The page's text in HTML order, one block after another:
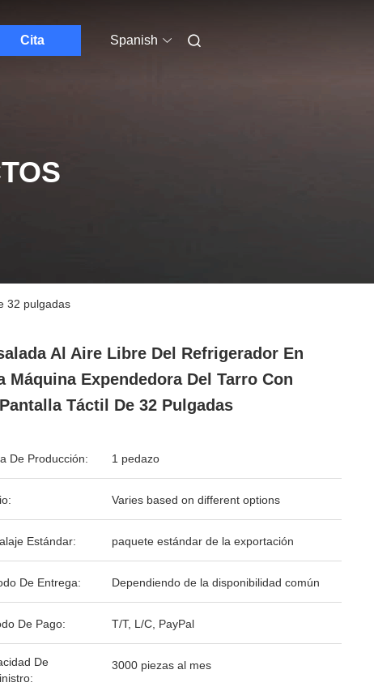
Cita Spanish
32 pulgadas
Al Aire Libre Del Refrigerador En
Máquina Expendedora Del Tarro Con
Táctil De 32 Pulgadas
De Producción: 1 pedazo
Varies based on different options
Estándar: paquete estándar de la exportación
De Entrega: Dependiendo de la disponibilidad común
De Pago: T/T, L/C, PayPal
De
3000 piezas al mes